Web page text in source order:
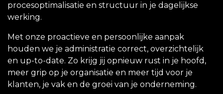
procesoptimalisatie en structuur in je dagelijkse
werking.
Met onze proactieve en persoonlijke aanpak
houden we je administratie correct, overzichtelijk
en up-to-date. Zo krijg jij opnieuw rust in je hoofd,
meer grip op je organisatie en meer tijd voor je
klanten, je vak en de groei van je onderneming.